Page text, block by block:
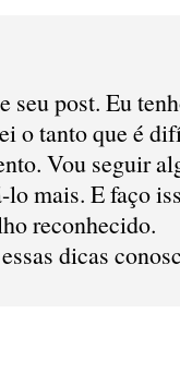
seu post. Eu
o tanto que é
Vou seguir
mais. E faço
reconhecido.
dicas